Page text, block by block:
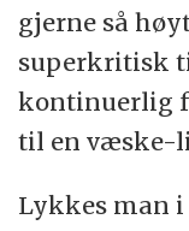
gjerne så
superkritisk
kontinuerlig
til en væske-
Lykkes man i